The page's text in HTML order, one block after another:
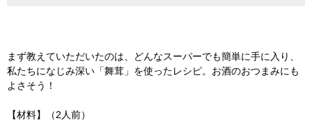
まず教えていただいたのは、どんなスーパーでも簡単に手に入り、
私たちになじみ深い「舞茸」を使ったレシピ。お酒のおつまみにも
よさそう！
【材料】（2人前）